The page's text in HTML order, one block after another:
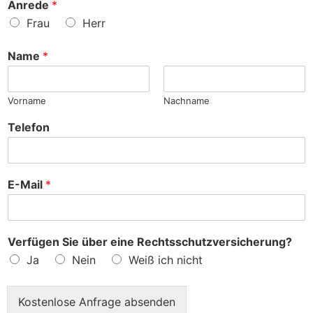
a
c
e
e
n
Anrede *
Frau
Herr
Name *
Vorname Nachname
Telefon
E-Mail *
Verfügen Sie über eine Rechtsschutzversicherung?
Ja
Nein Weiß ich nicht
Kostenlose Anfrage absenden